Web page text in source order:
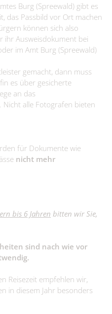
Burg (Spreewald)/Bórkowy
Prjawoz
Wjerbno
Briesen/Brjazyna
Brjazyna
Burg (Spreewald)/Bórkowy
(Błota)
"Stary lud" in Dissen / Dešno
Burg (Spreewald) gibt es
das Passbild vor Ort machen
können sich also
ihr Ausweisdokument bei
im Amt Burg (Spreewald)
gemacht, dann muss
es über gesicherte
an das
Nicht alle Fotografen bieten
für Dokumente wie
nicht mehr
bis 6 Jahren bitten wir Sie,
sind nach wie vor
Reisezeit empfehlen wir,
in diesem Jahr besonders